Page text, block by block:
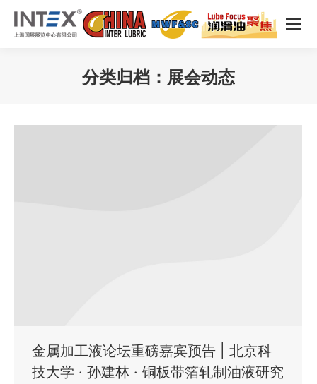
分类归档： 展会动态
金属加工液论坛重磅嘉宾预告 | 北京科
技大学 · 孙建林 · 铜板带箔轧制油液研究